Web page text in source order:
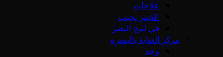
علاجات
الخبير يجيب
في لمح البصر
مركز العناية بالبشرة
وجه